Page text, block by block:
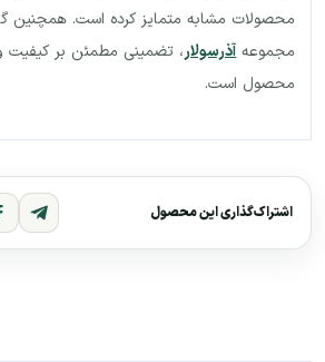
محصولات مشابه متمایز کرده است. همچنین
مجموعهآذرسولار، تضمینی مطمئن بر کیفیت و
محصول است.
اشتراک‌گذاری این محصول